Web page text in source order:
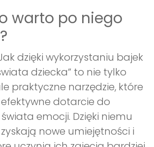
warto po niego
dzięki wykorzystaniu bajek
dziecka” to nie tylko
praktyczne narzędzie, które
dotarcie do
emocji. Dzięki niemu
nowe umiejętności i